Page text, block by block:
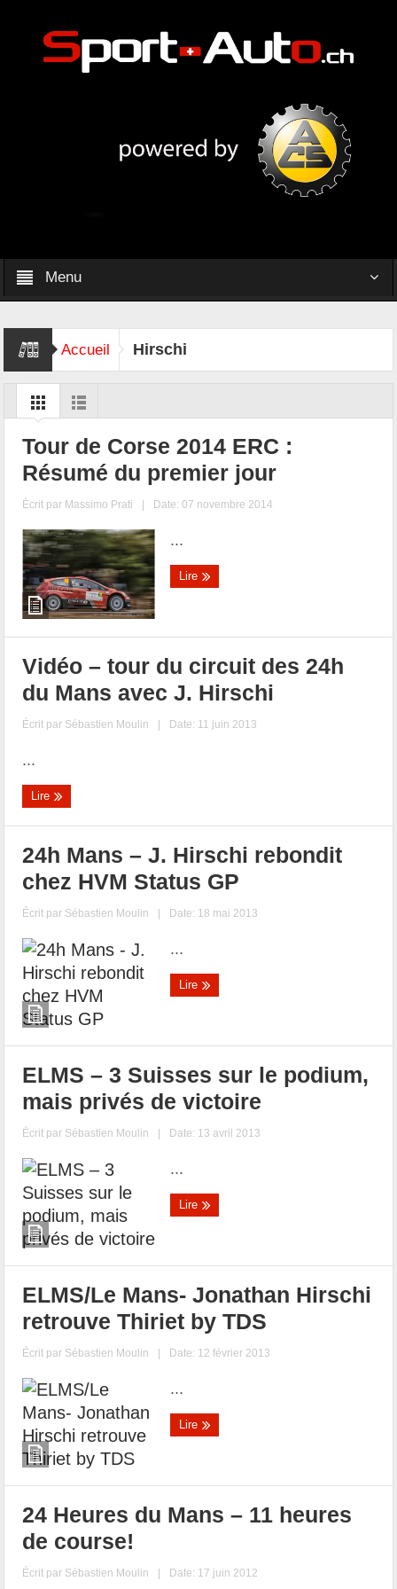
Menu
Accueil Hirschi
Tour de Corse 2014 ERC :
Résumé du premier jour
Écrit par Massimo Prati | Date: 07 novembre 2014
...
Lire
Vidéo – tour du circuit des 24h
du Mans avec J. Hirschi
Écrit par Sébastien Moulin | Date: 11 juin 2013
...
Lire
24h Mans – J. Hirschi rebondit
chez HVM Status GP
Écrit par Sébastien Moulin | Date: 18 mai 2013
...
Lire
ELMS – 3 Suisses sur le podium,
mais privés de victoire
Écrit par Sébastien Moulin | Date: 13 avril 2013
...
Lire
ELMS/Le Mans- Jonathan Hirschi
retrouve Thiriet by TDS
Écrit par Sébastien Moulin | Date: 12 février 2013
...
Lire
24 Heures du Mans – 11 heures
de course!
Écrit par Sébastien Moulin | Date: 17 juin 2012